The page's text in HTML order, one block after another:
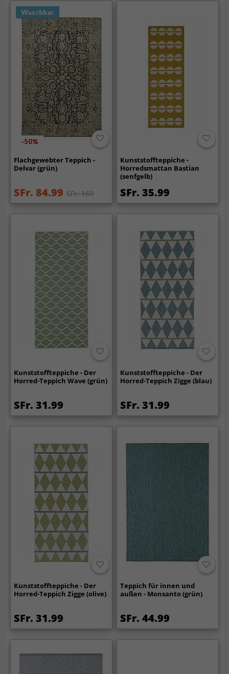
Waschbar
-50%
Flachgewebter Teppich -
Delvar (grün)
SFr. 84.99 SFr. 169
Kunststoffteppiche -
Horredsmattan Bastian
(senfgelb)
SFr. 35.99
Kunststoffteppiche - Der
Horred-Teppich Wave (grün)
SFr. 31.99
Kunststoffteppiche - Der
Horred-Teppich Zigge (blau)
SFr. 31.99
Kunststoffteppiche - Der
Horred-Teppich Zigge (olive)
SFr. 31.99
Teppich für innen und
außen - Monsanto (grün)
SFr. 44.99